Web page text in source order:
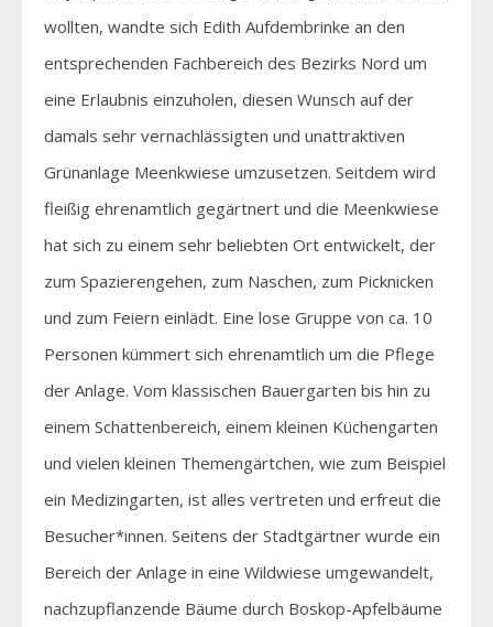
wollten, wandte sich Edith Aufdembrinke an den
entsprechenden Fachbereich des Bezirks Nord um
eine Erlaubnis einzuholen, diesen Wunsch auf der
damals sehr vernachlässigten und unattraktiven
Grünanlage Meenkwiese umzusetzen. Seitdem wird
fleißig ehrenamtlich gegärtnert und die Meenkwiese
hat sich zu einem sehr beliebten Ort entwickelt, der
zum Spazierengehen, zum Naschen, zum Picknicken
und zum Feiern einlädt. Eine lose Gruppe von ca. 10
Personen kümmert sich ehrenamtlich um die Pflege
der Anlage. Vom klassischen Bauergarten bis hin zu
einem Schattenbereich, einem kleinen Küchengarten
und vielen kleinen Themengärtchen, wie zum Beispiel
ein Medizingarten, ist alles vertreten und erfreut die
Besucher*innen. Seitens der Stadtgärtner wurde ein
Bereich der Anlage in eine Wildwiese umgewandelt,
nachzupflanzende Bäume durch Boskop-Apfelbäume